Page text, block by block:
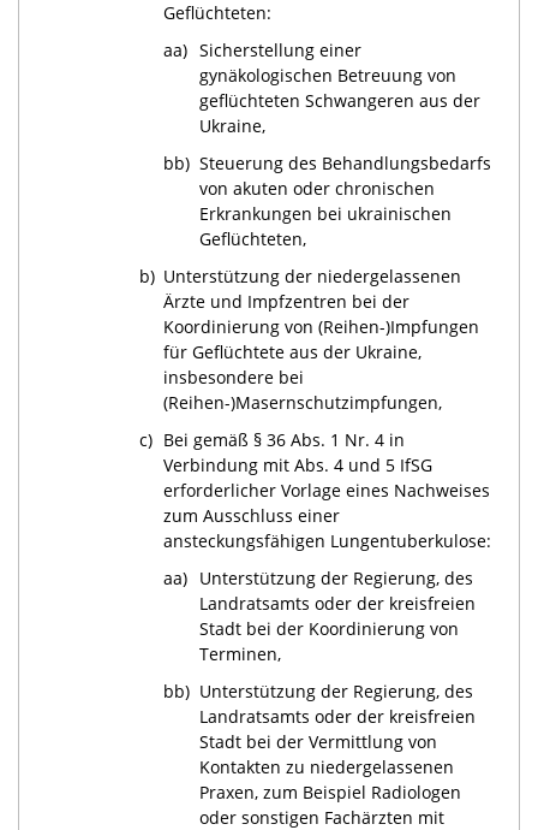
Geflüchteten:
aa) Sicherstellung einer
gynäkologischen Betreuung von
geflüchteten Schwangeren aus der
Ukraine,
bb) Steuerung des Behandlungsbedarfs
von akuten oder chronischen
Erkrankungen bei ukrainischen
Geflüchteten,
b) Unterstützung der niedergelassenen
Ärzte und Impfzentren bei der
Koordinierung von (Reihen-)Impfungen
für Geflüchtete aus der Ukraine,
insbesondere bei
(Reihen-)Masernschutzimpfungen,
c) Bei gemäß § 36 Abs. 1 Nr. 4 in
Verbindung mit Abs. 4 und 5 IfSG
erforderlicher Vorlage eines Nachweises
zum Ausschluss einer
ansteckungsfähigen Lungentuberkulose:
aa) Unterstützung der Regierung, des
Landratsamts oder der kreisfreien
Stadt bei der Koordinierung von
Terminen,
bb) Unterstützung der Regierung, des
Landratsamts oder der kreisfreien
Stadt bei der Vermittlung von
Kontakten zu niedergelassenen
Praxen, zum Beispiel Radiologen
oder sonstigen Fachärzten mit